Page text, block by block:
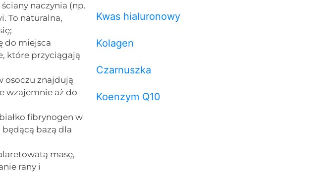
naczynia (np.
To naturalna,
do miejsca
które przyciągają
osoczu znajdują
wzajemnie aż do
fibrynogen w
bazą dla
masę,
rany i
Kwas hialuronowy
Kolagen
Czarnuszka
Koenzym Q10